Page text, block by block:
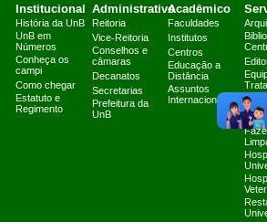
Institucional
História da UnB
UnB em
Números
Conheça os
campi
Como chegar
Estatuto e
Regimento
Administrativo
Reitoria
Vice-Reitoria
Conselhos e
câmaras
Decanatos
Secretarias
Prefeitura da
UnB
Acadêmico
Faculdades
Institutos
Centros
Educação a
Distância
Assuntos
Internacionais